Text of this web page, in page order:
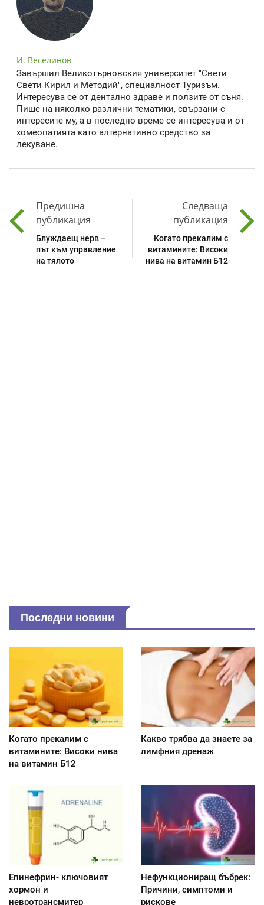
И. Веселинов
Завършил Великотърновския университет "Свети
Свети Кирил и Методий", специалност Туризъм.
Интересува се от дентално здраве и ползите от съня.
Пише на няколко различни тематики, свързани с
интересите му, а в последно време се интересува и от
хомеопатията като алтернативно средство за
лекуване.
Предишна
публикация
Блуждаещ нерв –
път към управление
на тялото
Следваща
публикация
Когато прекалим с
витамините: Високи
нива на витамин Б12
Последни новини
Когато прекалим с
витамините: Високи нива
на витамин Б12
Какво трябва да знаете за
лимфния дренаж
Епинефрин- ключовият
хормон и
невротрансмитер
Нефункциониращ бъбрек:
Причини, симптоми и
рискове